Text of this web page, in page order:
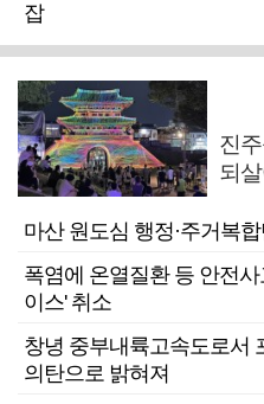
잡
진
되
마산 원도심 행정·주거복
폭염에 온열질환 등 안전
이스' 취소
창녕 중부내륙고속도로서
의탄으로 밝혀져